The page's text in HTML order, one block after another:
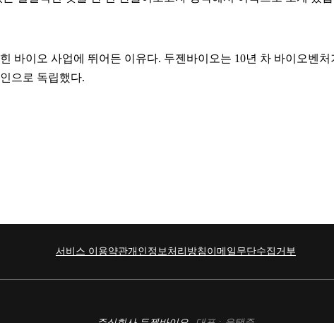
바이오 사업에 뛰어든 이유다. 두젠바이오는 10년 차 바이오벤
으로 독립했다.
서비스 이용약관개인정보처리방침 이메일무단수집거부